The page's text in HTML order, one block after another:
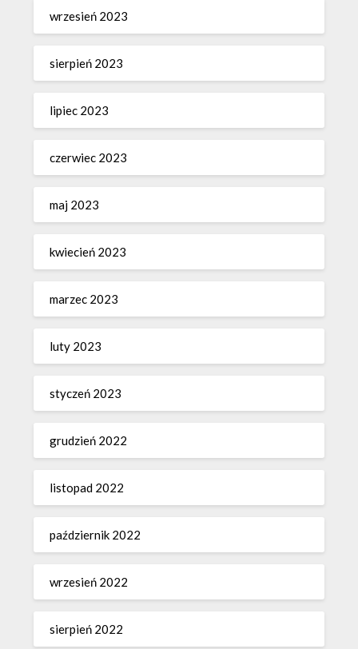
wrzesień 2023
sierpień 2023
lipiec 2023
czerwiec 2023
maj 2023
kwiecień 2023
marzec 2023
luty 2023
styczeń 2023
grudzień 2022
listopad 2022
październik 2022
wrzesień 2022
sierpień 2022